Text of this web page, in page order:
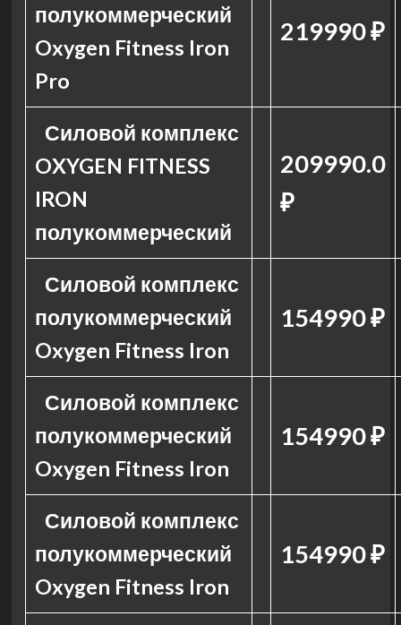
полукоммерческий
Oxygen Fitness Iron
Pro
219990 ₽
Силовой комплекс
OXYGEN FITNESS
IRON
полукоммерческий
209990.0
₽
Силовой комплекс
полукоммерческий
Oxygen Fitness Iron
154990 ₽
Силовой комплекс
полукоммерческий
Oxygen Fitness Iron
154990 ₽
Силовой комплекс
полукоммерческий
Oxygen Fitness Iron
154990 ₽